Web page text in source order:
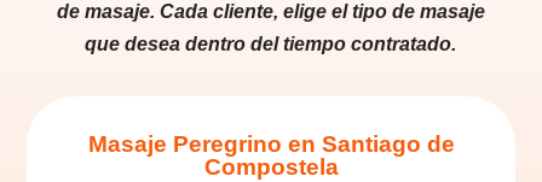
de masaje. Cada cliente, elige el tipo de masaje
que desea dentro del tiempo contratado.
Masaje Peregrino en Santiago de
Compostela